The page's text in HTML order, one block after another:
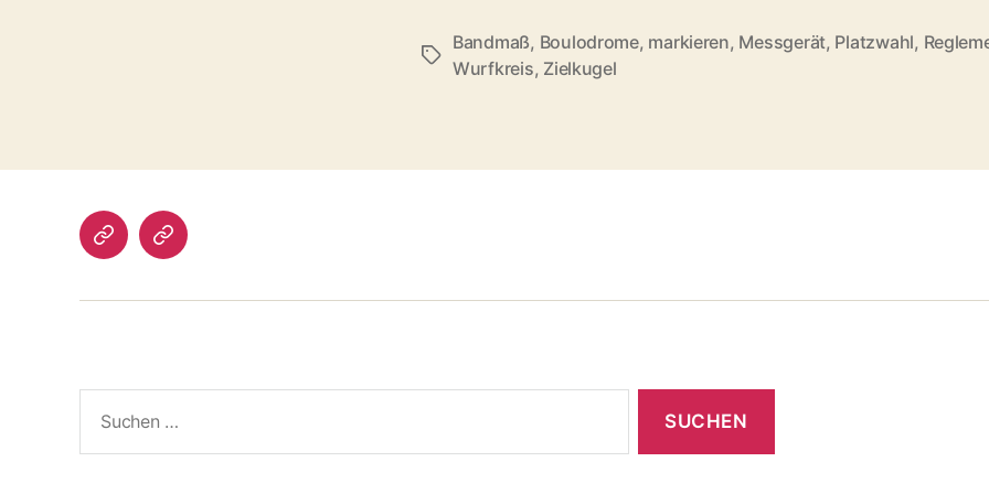
Schlagwörter
Bandmaß, Boulodrome, markieren, Messgerät, Platzwahl,
Wurfkreis, Zielkugel
Impressum/DatSchutz
Beliebte
Kugeln
nach: